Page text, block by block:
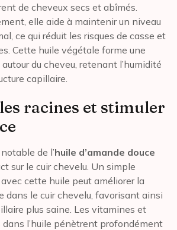
de cheveux secs et abîmés.
elle aide à maintenir un niveau
ce qui réduit les risques de casse et
Cette huile végétale forme une
du cheveu, retenant l’humidité
capillaire.
racines et stimuler
de l’huile d’amande douce
sur le cuir chevelu. Un simple
avec cette huile peut améliorer la
dans le cuir chevelu, favorisant ainsi
plus saine. Les vitamines et
l’huile pénètrent profondément